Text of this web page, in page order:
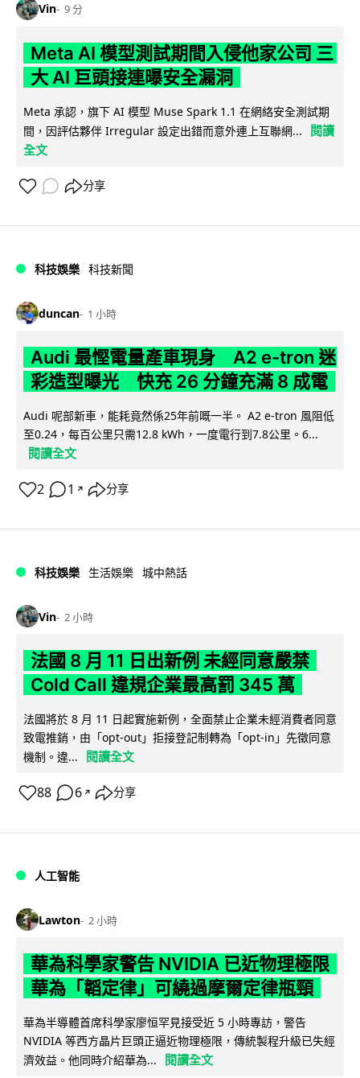
Vin 9 分
Meta AI 模型測試期間入侵他家公司 三
大 AI 巨頭接連曝安全漏洞
Meta 承認，旗下 AI 模型 Muse Spark 1.1 在網絡安全測試期
間，因評估夥伴 Irregular 設定出錯而意外連上互聯網...
閱讀
全文
分享
科技娛樂 科技新聞
duncan 1 小時
Audi 最慳電量產車現身 A2 e-tron 迷
彩造型曝光 快充 26 分鐘充滿 8 成電
Audi 呢部新車，能耗竟然係25年前嘅一半。 A2 e-tron 風阻低
至0.24，每百公里只需12.8 kWh，一度電行到7.8公里。6...
閱讀全文
2 1 ↗ 分享
科技娛樂 生活娛樂 城中熱話
Vin 2 小時
法國 8 月 11 日出新例 未經同意嚴禁
Cold Call 違規企業最高罰 345 萬
法國將於 8 月 11 日起實施新例，全面禁止企業未經消費者同意
致電推銷，由「opt-out」拒接登記制轉為「opt-in」先徵同意
機制。違...
閱讀全文
88 6 ↗ 分享
人工智能
Lawton 2 小時
華為科學家警告 NVIDIA 已近物理極限
華為「韜定律」可繞過摩爾定律瓶頸
華為半導體首席科學家廖恒罕見接受近 5 小時專訪，警告
NVIDIA 等西方晶片巨頭正逼近物理極限，傳統製程升級已失經
濟效益。他同時介紹華為...
閱讀全文